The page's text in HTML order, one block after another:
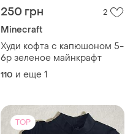
250 грн 2
Minecraft
Худи кофта с капюшоном 5-
6р зеленое майнкрафт
110 и еще 1
TOP